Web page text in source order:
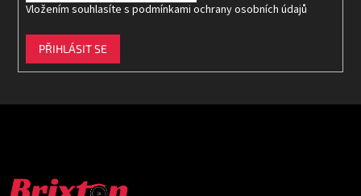
Vložením souhlasíte s podmínkami ochrany osobních údajů
PŘIHLÁSIT SE